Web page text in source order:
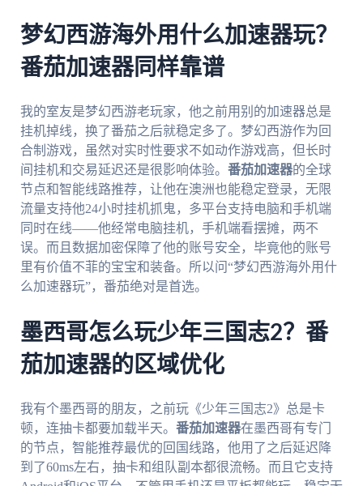
梦幻西游海外用什么加速器玩？
番茄加速器同样靠谱
我的室友是梦幻西游老玩家，他之前用别的加速器总是
挂机掉线，换了番茄之后就稳定多了。梦幻西游作为回
合制游戏，虽然对实时性要求不如动作游戏高，但长时
间挂机和交易延迟还是很影响体验。 番茄加速器的全球
节点和智能线路推荐，让他在澳洲也能稳定登录，无限
流量支持他24小时挂机抓鬼，多平台支持电脑和手机端
同时在线——他经常电脑挂机，手机端看摆摊，两不
误。而且数据加密保障了他的账号安全，毕竟他的账号
里有价值不菲的宝宝和装备。所以问“梦幻西游海外用什
么加速器玩”，番茄绝对是首选。
墨西哥怎么玩少年三国志2？番
茄加速器的区域优化
我有个墨西哥的朋友，之前玩《少年三国志2》总是卡
顿，连抽卡都要加载半天。 番茄加速器在墨西哥有专门
的节点，智能推荐最优的回国线路，他用了之后延迟降
到了60ms左右，抽卡和组队副本都很流畅。而且它支持